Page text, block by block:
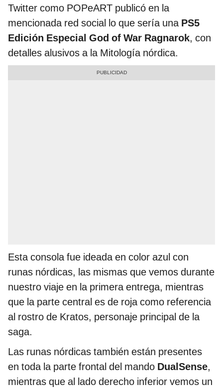
Twitter como POPeART publicó en la
mencionada red social lo que sería una PS5
Edición Especial God of War Ragnarok, con
detalles alusivos a la Mitología nórdica.
Esta consola fue ideada en color azul con
runas nórdicas, las mismas que vemos durante
nuestro viaje en la primera entrega, mientras
que la parte central es de roja como referencia
al rostro de Kratos, personaje principal de la
saga.
Las runas nórdicas también están presentes
en toda la parte frontal del mando DualSense,
mientras que al lado derecho inferior vemos un